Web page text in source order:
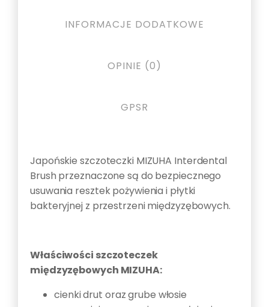
INFORMACJE DODATKOWE
OPINIE (0)
GPSR
Japońskie szczoteczki MIZUHA Interdental
Brush przeznaczone są do bezpiecznego
usuwania resztek pożywienia i płytki
bakteryjnej z przestrzeni międzyzębowych.
Właściwości szczoteczek
międzyzębowych MIZUHA:
cienki drut oraz grube włosie